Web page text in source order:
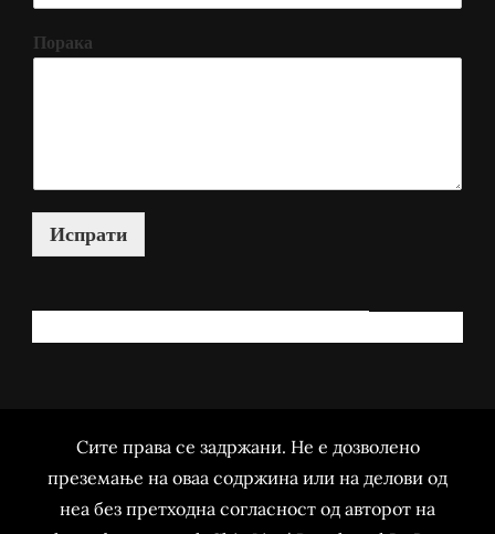
Порака
Испрати
Сите права се задржани. Не е дозволено
преземање на оваа содржина или на делови од
неа без претходна согласност од авторот на